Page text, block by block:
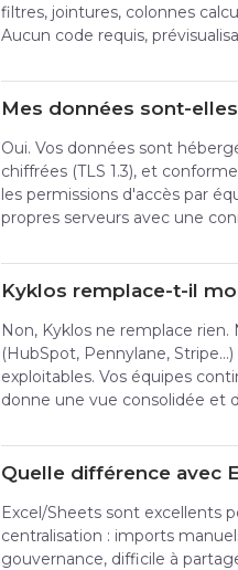
filtres, jointures, colonnes
Aucun code requis,
Mes données sont-
Oui. Vos données sont
chiffrées (TLS 1.3), et
les permissions d'accès par
propres serveurs avec une
Kyklos remplace-t-il
Non, Kyklos ne remplace
(HubSpot, Pennylane,
exploitables. Vos équipes
donne une vue consolidée et
Quelle différence avec
Excel/Sheets sont excellents
centralisation : imports
gouvernance, difficile à